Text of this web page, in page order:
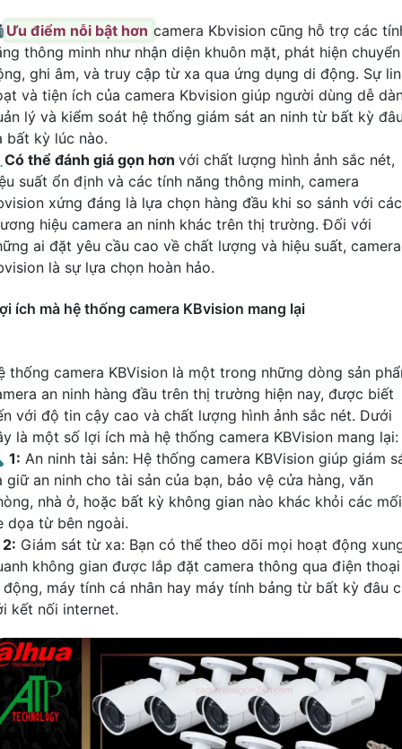
Ưu điểm nỗi bật hơn camera Kbvision cũng hỗ trợ các
thông minh như nhận diện khuôn mặt, phát hiện chuyển
ghi âm, và truy cập từ xa qua ứng dụng di động. Sự
và tiện ích của camera Kbvision giúp người dùng dễ
lý và kiểm soát hệ thống giám sát an ninh từ bất kỳ
bất kỳ lúc nào.
Có thể đánh giá gọn hơn với chất lượng hình ảnh sắc nét,
suất ổn định và các tính năng thông minh, camera
xứng đáng là lựa chọn hàng đầu khi so sánh với các
hiệu camera an ninh khác trên thị trường. Đối với
ai đặt yêu cầu cao về chất lượng và hiệu suất, camera
là sự lựa chọn hoàn hảo.
ích mà hệ thống camera KBvision mang lại
thống camera KBVision là một trong những dòng sản
an ninh hàng đầu trên thị trường hiện nay, được biết
với độ tin cậy cao và chất lượng hình ảnh sắc nét. Dưới
là một số lợi ích mà hệ thống camera KBVision mang lại:
1: An ninh tài sản: Hệ thống camera KBVision giúp giám
giữ an ninh cho tài sản của bạn, bảo vệ cửa hàng, văn
nhà ở, hoặc bất kỳ không gian nào khác khỏi các mối
dọa từ bên ngoài.
2: Giám sát từ xa: Bạn có thể theo dõi mọi hoạt động
không gian được lắp đặt camera thông qua điện thoại
máy tính cá nhân hay máy tính bảng từ bất kỳ đâu
kết nối internet.